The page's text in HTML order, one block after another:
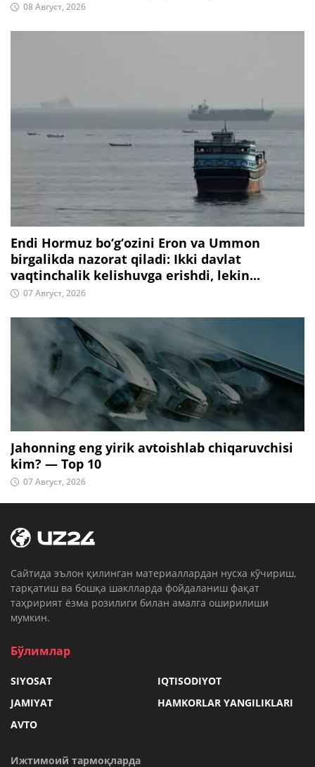
08 Август, 2026
Endi Hormuz bo‘g‘ozini Eron va Ummon
birgalikda nazorat qiladi: Ikki davlat
vaqtinchalik kelishuvga erishdi, lekin...
07 Август, 2026
Jahonning eng yirik avtoishlab chiqaruvchisi
kim? — Top 10
07 Август, 2026
Cайтида эълон қилинган материаллардан нусха кўчириш,
тарқатиш ва бошқа шаклларда фойдаланиш фақат
таҳририят ёзма розилиги билан амалга оширилиши
мумкин.
Бўлимлар
SIYOSAT
IQTISODIYOT
JAMIYAT
HAMKORLAR YANGILIKLARI
AVTO
Ижтимоий тармоқларда